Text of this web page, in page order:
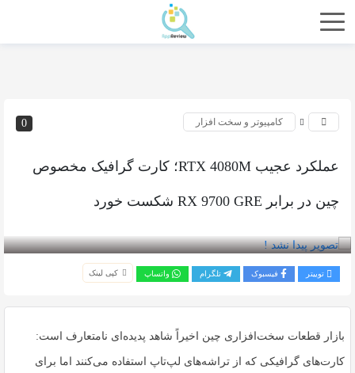
0 کامپیوتر و سخت افزار
عملکرد عجیب RTX 4080M؛ کارت گرافیک مخصوص
چین در برابر RX 9700 GRE شکست خورد
توییتر فیسبوک تلگرام واتساپ کپی لینک
بازار قطعات سخت‌افزاری چین اخیراً شاهد پدیده‌ای نامتعارف است:
کارت‌های گرافیکی که از تراشه‌های لپ‌تاپ استفاده می‌کنند اما برای